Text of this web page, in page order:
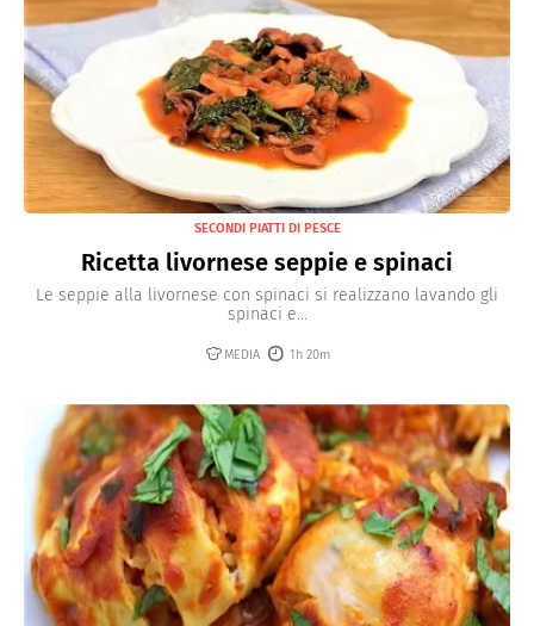
SECONDI PIATTI DI PESCE
Ricetta livornese seppie e spinaci
Le seppie alla livornese con spinaci si realizzano lavando gli
spinaci e...
MEDIA 1h 20m